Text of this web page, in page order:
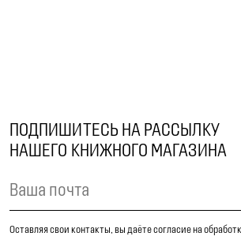
ПОДПИШИТЕСЬ НА РАССЫЛКУ
НАШЕГО КНИЖНОГО МАГАЗИНА
Оставляя свои контакты, вы даёте согласие на